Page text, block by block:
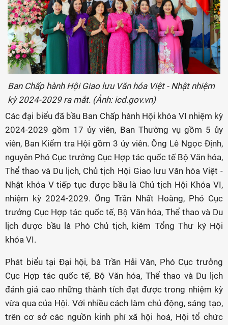
Ban Chấp hành Hội Giao lưu Văn hóa Việt - Nhật nhiệm
kỳ 2024-2029 ra mắt. (Ảnh: icd.gov.vn)
Các đại biểu đã bầu Ban Chấp hành Hội khóa VI nhiệm kỳ
2024-2029 gồm 17 ủy viên, Ban Thường vụ gồm 5 ủy
viên, Ban Kiểm tra Hội gồm 3 ủy viên. Ông Lê Ngọc Định,
nguyên Phó Cục trưởng Cục Hợp tác quốc tế Bộ Văn hóa,
Thể thao và Du lịch, Chủ tịch Hội Giao lưu Văn hóa Việt -
Nhật khóa V tiếp tục được bầu là Chủ tịch Hội Khóa VI,
nhiệm kỳ 2024-2029. Ông Trần Nhất Hoàng, Phó Cục
trưởng Cục Hợp tác quốc tế, Bộ Văn hóa, Thể thao và Du
lịch được bầu là Phó Chủ tịch, kiêm Tổng Thư ký Hội
khóa VI.
Phát biểu tại Đại hội, bà Trần Hải Vân, Phó Cục trưởng
Cục Hợp tác quốc tế, Bộ Văn hóa, Thể thao và Du lịch
đánh giá cao những thành tích đạt được trong nhiệm kỳ
vừa qua của Hội. Với nhiều cách làm chủ động, sáng tạo,
trên cơ sở các nguồn kinh phí xã hội hoá, Hội tổ chức